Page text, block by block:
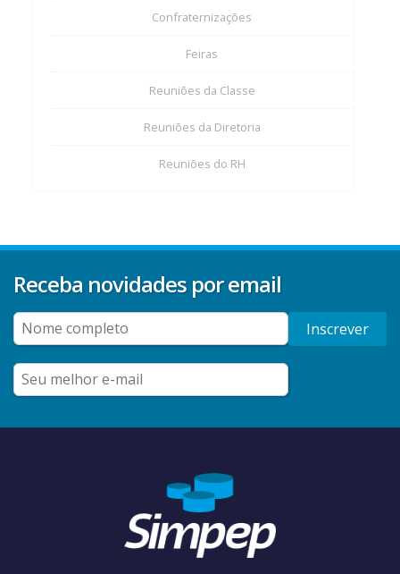
Confraternizações
Feiras
Reuniões da Classe
Reuniões da Diretoria
Reuniões do RH
Receba novidades por email
Inscrever